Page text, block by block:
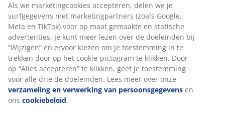
Als we marketingcookies accepteren, delen we je
surfgegevens met marketingpartners (zoals Google,
Meta en TikTok) voor op maat gemaakte en statische
advertenties. Je kunt meer lezen over de doeleinden bij
“Wijzigen” en ervoor kiezen om je toestemming in te
trekken door op het cookie-pictogram te klikken. Door
op “Alles accepteren” te klikken, geef je toestemming
voor alle drie de doeleinden. Lees meer over onze
verzameling en verwerking van persoonsgegevens en
ons cookiebeleid.